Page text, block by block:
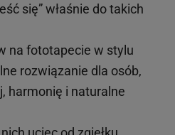
się” właśnie do takich
na fototapecie w stylu
rozwiązanie dla osób,
harmonię i naturalne